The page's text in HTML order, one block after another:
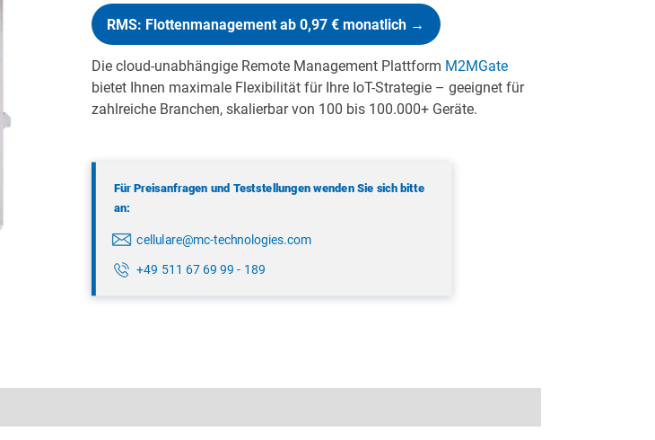
RMS: Flottenmanagement ab 0,97 € monatlich →
Die cloud-unabhängige Remote Management Plattform M2MGate
bietet Ihnen maximale Flexibilität für Ihre IoT-Strategie – geeignet für
zahlreiche Branchen, skalierbar von 100 bis 100.000+ Geräte.
Für Preisanfragen und Teststellungen wenden Sie sich bitte
an:
cellulare@mc-technologies.com
+49 511 67 69 99 - 189